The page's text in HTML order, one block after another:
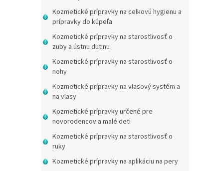
Kozmetické prípravky na celkovú hygienu a
prípravky do kúpeľa
Kozmetické prípravky na starostlivosť o
zuby a ústnu dutinu
Kozmetické prípravky na starostlivosť o
nohy
Kozmetické prípravky na vlasový systém a
na vlasy
Kozmetické prípravky určené pre
novorodencov a malé deti
Kozmetické prípravky na starostlivosť o
ruky
Kozmetické prípravky na aplikáciu na pery